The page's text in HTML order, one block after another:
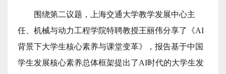
围绕第二议题，上海交通大学教学发展中心主
任、机械与动力工程学院特聘教授王丽伟分享了《AI
背景下大学生核心素养与课堂变革》，报告基于中国
学生发展核心素养总体框架提出了AI时代的大学生发